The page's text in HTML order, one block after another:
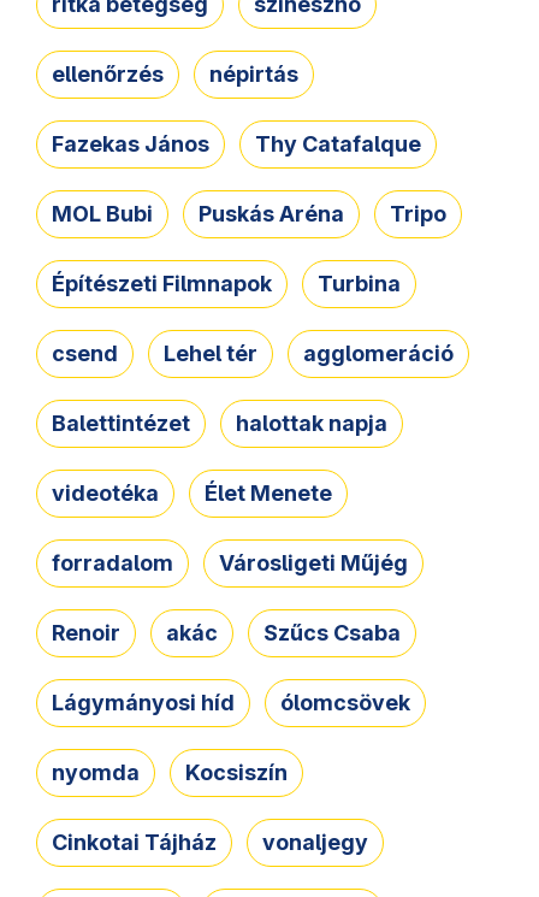
ellenőrzés népirtás
Fazekas János Thy Catafalque
MOL Bubi Puskás Aréna Tripo
Építészeti Filmnapok Turbina
csend Lehel tér agglomeráció
Balettintézet halottak napja
videotéka Élet Menete
forradalom Városligeti Műjég
Renoir akác Szűcs Csaba
Lágymányosi híd ólomcsövek
nyomda Kocsiszín
Cinkotai Tájház vonaljegy